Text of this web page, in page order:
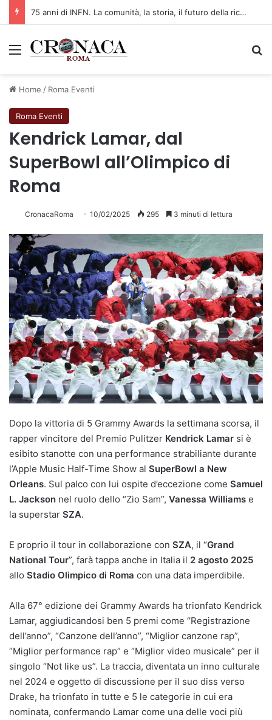
75 anni di INFN. La comunità, la storia, il futuro della ricerca in fisica fondamentale in Italia
Menu
Home / Roma Eventi
Roma Eventi
Kendrick Lamar, dal
SuperBowl all’Olimpico di
Roma
CronacaRoma 10/02/2025 295 3 minuti di lettura
Dopo la vittoria di 5 Grammy Awards la settimana scorsa, il
rapper vincitore del Premio Pulitzer Kendrick Lamar si è
esibito stanotte con una performance strabiliante durante
l’Apple Music Half-Time Show al SuperBowl a New
Orleans. Sul palco con lui ospite d’eccezione come Samuel
L. Jackson nel ruolo dello “Zio Sam”, Vanessa Williams e
la superstar SZA.
E proprio il tour in collaborazione con SZA, il “Grand
National Tour”, farà tappa anche in Italia il 2 agosto 2025
allo Stadio Olimpico di Roma con una data imperdibile.
Alla 67° edizione dei Grammy Awards ha trionfato Kendrick
Lamar, aggiudicandosi ben 5 premi come “Registrazione
dell’anno”, “Canzone dell’anno”, “Miglior canzone rap”,
“Miglior performance rap” e “Miglior video musicale” per il
singolo “Not like us”. La traccia, diventata un inno culturale
nel 2024 e oggetto di discussione per il suo diss verso
Drake, ha trionfato in tutte e 5 le categorie in cui era
nominata, confermando Lamar come una delle voci più